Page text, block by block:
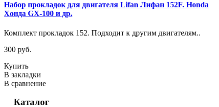
Набор прокладок для двигателя Lifan Лифан 152F. Honda
Хонда GX-100 и др.
Комплект прокладок 152. Подходит к другим двигателям..
300 руб.
Купить
В закладки
В сравнение
Каталог